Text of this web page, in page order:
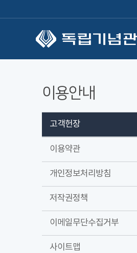
이용안내
고객헌장
이용약관
개인정보처리방침
저작권정책
이메일무단수집거부
사이트맵